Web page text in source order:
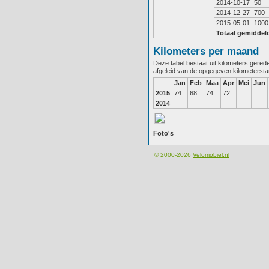
2014-10-17 50
2014-12-27 700
2015-05-01
1000
Totaal
Kilometers per maand
Deze tabel bestaat uit kilometers
afgeleid van de opgegeven
Jan
Feb Maa Apr Mei Jun
2015 74 68 74
72
2014
Foto's
© 2000-2026 Velomobiel.nl